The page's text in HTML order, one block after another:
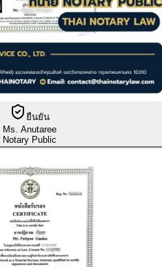
ยืนยัน
Ms. Anutaree
Notary Public